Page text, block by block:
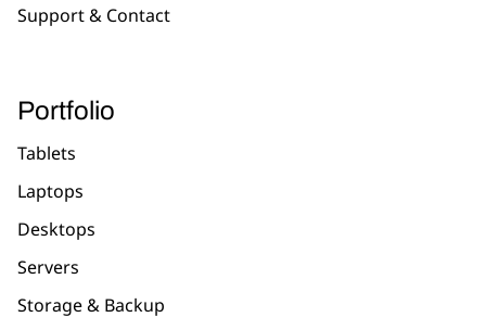
Support & Contact
Portfolio
Tablets
Laptops
Desktops
Servers
Storage & Backup